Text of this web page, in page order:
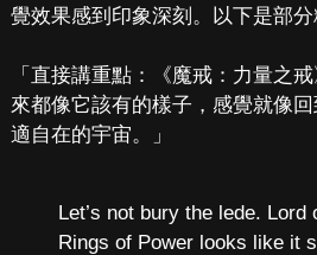
覺效果感到印象深刻。以下是部分
「直接講重點：《魔戒：力量之
來都像它該有的樣子，感覺就像
適自在的宇宙。」
Let’s not bury the lede. Lord
Rings of Power looks like it